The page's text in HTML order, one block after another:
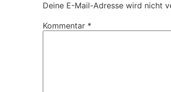
Deine E-Mail-Adresse wird nicht
Kommentar *